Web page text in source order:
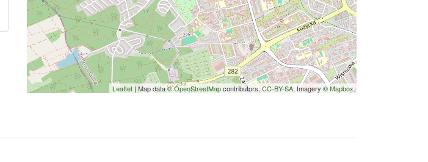
Leaflet | Map data ©OpenStreetMapcontributors,CC-BY-SA, Imagery ©Mapbox